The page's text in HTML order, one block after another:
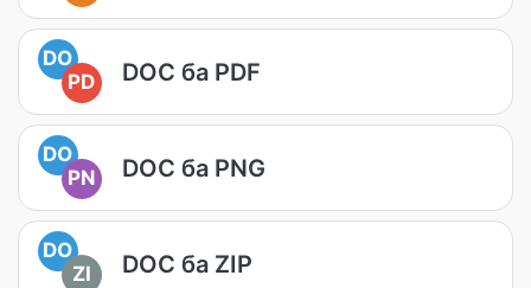
DO
PD
DOC ба PDF
DO
PN
DOC ба PNG
DO
ZI
DOC ба ZIP